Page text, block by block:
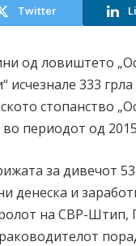
Twitter
од ловиштето
исчезнале 333
стопанство
периодот од
за дивечот
денеска и
на СВР-Штип,
раководителот